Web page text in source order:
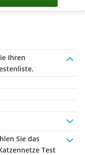
Ihren
Sie das
Test